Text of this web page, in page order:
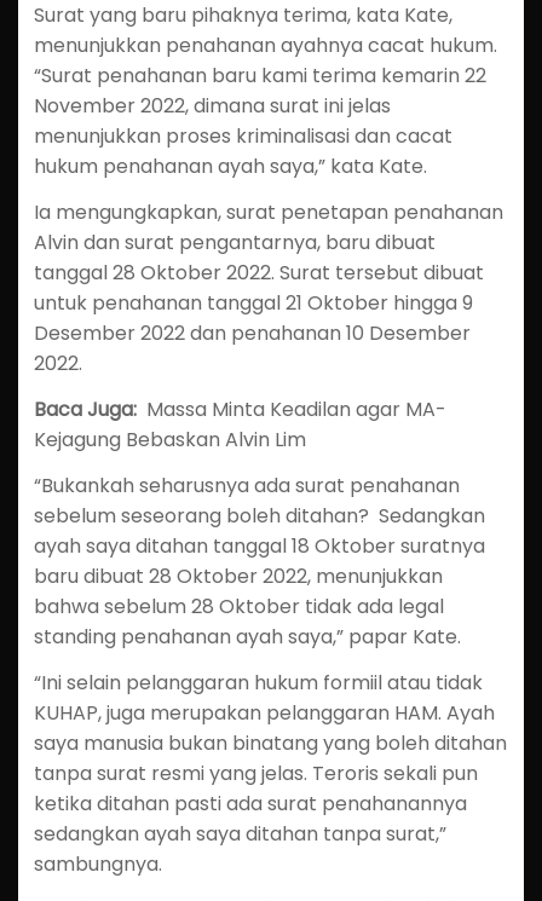
Surat yang baru pihaknya terima, kata Kate,
menunjukkan penahanan ayahnya cacat hukum.
“Surat penahanan baru kami terima kemarin 22
November 2022, dimana surat ini jelas
menunjukkan proses kriminalisasi dan cacat
hukum penahanan ayah saya,” kata Kate.
Ia mengungkapkan, surat penetapan penahanan
Alvin dan surat pengantarnya, baru dibuat
tanggal 28 Oktober 2022. Surat tersebut dibuat
untuk penahanan tanggal 21 Oktober hingga 9
Desember 2022 dan penahanan 10 Desember
2022.
Baca Juga: Massa Minta Keadilan agar MA-
Kejagung Bebaskan Alvin Lim
“Bukankah seharusnya ada surat penahanan
sebelum seseorang boleh ditahan? Sedangkan
ayah saya ditahan tanggal 18 Oktober suratnya
baru dibuat 28 Oktober 2022, menunjukkan
bahwa sebelum 28 Oktober tidak ada legal
standing penahanan ayah saya,” papar Kate.
“Ini selain pelanggaran hukum formiil atau tidak
KUHAP, juga merupakan pelanggaran HAM. Ayah
saya manusia bukan binatang yang boleh ditahan
tanpa surat resmi yang jelas. Teroris sekali pun
ketika ditahan pasti ada surat penahanannya
sedangkan ayah saya ditahan tanpa surat,”
sambungnya.